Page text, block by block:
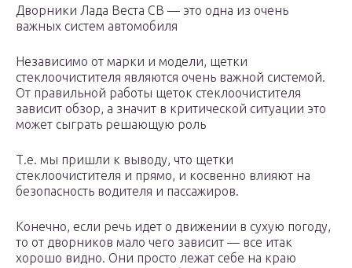
Дворники Лада Веста СВ — это одна из очень
важных систем автомобиля
Независимо от марки и модели, щетки
стеклоочистителя являются очень важной системой.
От правильной работы щеток стеклоочистителя
зависит обзор, а значит в критической ситуации это
может сыграть решающую роль
Т.е. мы пришли к выводу, что щетки
стеклоочистителя и прямо, и косвенно влияют на
безопасность водителя и пассажиров.
Конечно, если речь идет о движении в сухую погоду,
то от дворников мало чего зависит — все итак
хорошо видно. Они просто лежат себе на краю